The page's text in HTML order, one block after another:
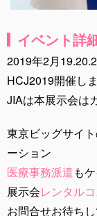
イベント詳
2019年2月
HCJ2019開催し
JIAは本展示会は
東京ビッグサイ
ーション
医療事務派遣も
展示会レンタル
お問合せお待ち